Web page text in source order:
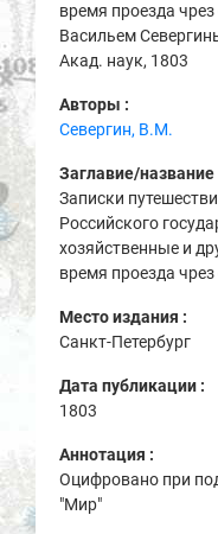
время проезда
Васильем
Акад. наук, 1803
Авторы :
Севергин, В.М.
Заглавие/название
Записки
Российского
хозяйственные и
время проезда
Место издания :
Санкт-Петербург
Дата публикации :
1803
Аннотация :
Оцифровано при
"Мир"